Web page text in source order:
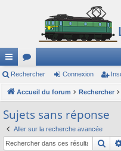
ac
co
ur
ci
s
or
u
m
s
Rechercher Connexion
Accueil du forum Rechercher
Sujets sans réponse
Aller sur la recherche avancée